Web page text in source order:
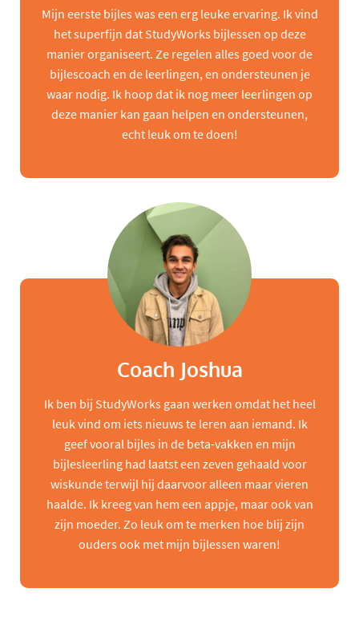
Mijn eerste bijles was een erg leuke ervaring. Ik vind
het superfijn dat StudyWorks bijlessen op deze
manier organiseert. Ze regelen alles goed voor de
bijlescoach en de leerlingen, en ondersteunen je
waar nodig. Ik hoop dat ik nog meer leerlingen op
deze manier kan gaan helpen en ondersteunen,
echt leuk om te doen!
Coach Joshua
Ik ben bij StudyWorks gaan werken omdat het heel
leuk vind om iets nieuws te leren aan iemand. Ik
geef vooral bijles in de beta-vakken en mijn
bijlesleerling had laatst een zeven gehaald voor
wiskunde terwijl hij daarvoor alleen maar vieren
haalde. Ik kreeg van hem een appje, maar ook van
zijn moeder. Zo leuk om te merken hoe blij zijn
ouders ook met mijn bijlessen waren!